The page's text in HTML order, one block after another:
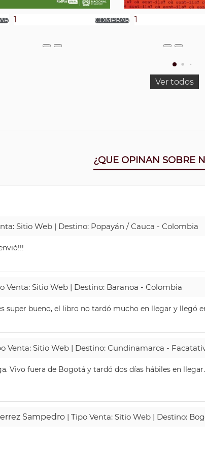
Ver todos
¿QUE OPINAN SOBRE
Sitio Web | Destino: Popayán / Cauca - Colombia
Venta: Sitio Web | Destino: Baranoa - Colombia
super bueno, el libro no tardó mucho en llegar y llegó
Venta: Sitio Web | Destino: Cundinamarca -
Vivo fuera de Bogotá y tardó dos días hábiles en
Sampedro | Tipo Venta: Sitio Web | Destino: